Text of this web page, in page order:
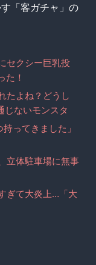
「客ガチャ」の
セクシー巨乳投
た！
たよね？どうし
ないモンスタ
ってきました」
立体駐車場に無事
ぎて大炎上…「大